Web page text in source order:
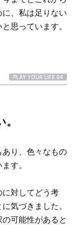
、私は足りない
思っています。
PLAY YOUR LIFE 04
り、色々なもの
す。
対してどう考
気づきました。
可能性があると